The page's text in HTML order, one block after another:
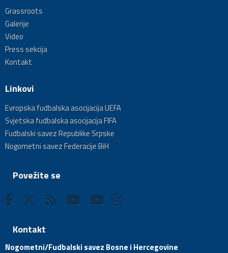
Grassroots
Galerije
Video
Press sekcija
Kontakt
Linkovi
Evropska fudbalska asocijacija UEFA
Svjetska fudbalska asocijacija FIFA
Fudbalski savez Republike Srpske
Nogometni savez Federacije BiH
Povežite se
Kontakt
Nogometni/Fudbalski savez Bosne i Hercegovine